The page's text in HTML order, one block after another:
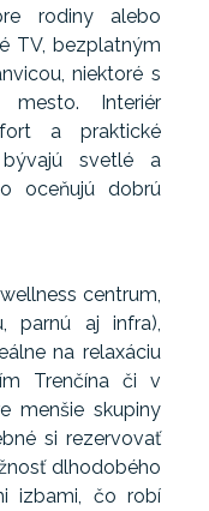
rodiny alebo
TV, bezplatným
niektoré s
Interiér
a praktické
svetlé a
oceňujú dobrú
centrum,
parnú aj infra),
na relaxáciu
Trenčína či v
menšie skupiny
si rezervovať
dlhodobého
izbami, čo robí